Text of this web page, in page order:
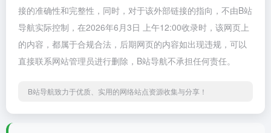
接的准确性和完整性，同时，对于该外部链接的指向，不由B站
导航实际控制，在2026年6月3日 上午12:00收录时，该网页上
的内容，都属于合规合法，后期网页的内容如出现违规，可以
直接联系网站管理员进行删除，B站导航不承担任何责任。
B站导航致力于优质、实用的网络站点资源收集与分享！